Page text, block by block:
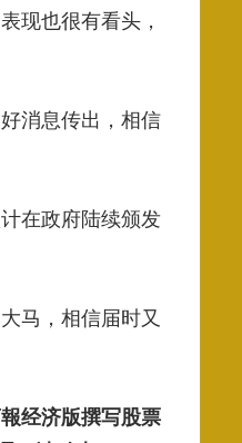
现也很有看头，
消息传出，相信
在政府陆续颁发
马，相信届时又
经济版撰写股票